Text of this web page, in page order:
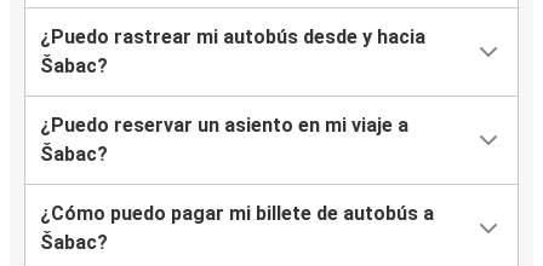
¿Puedo rastrear mi autobús desde y hacia
Šabac?
¿Puedo reservar un asiento en mi viaje a
Šabac?
¿Cómo puedo pagar mi billete de autobús a
Šabac?